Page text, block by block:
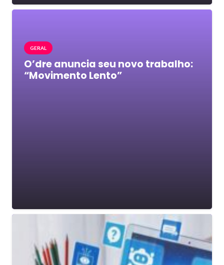
GERAL
O’dre anuncia seu novo trabalho:
“Movimento Lento”